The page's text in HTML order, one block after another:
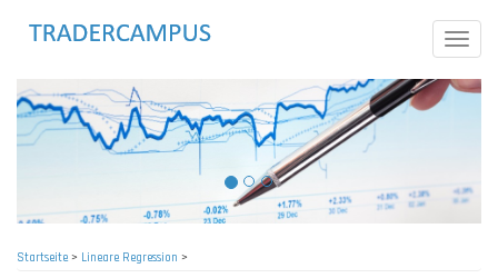
Toggle
Startseite> Lineare Regression >